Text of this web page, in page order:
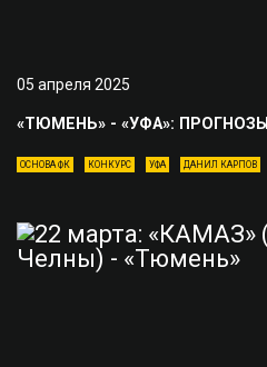
05 апреля 2025
«ТЮМЕНЬ» - «УФА»: ПРОГНОЗЫ
ОСНОВА ФК КОНКУРС УФА ДАНИЛ КАРПОВ